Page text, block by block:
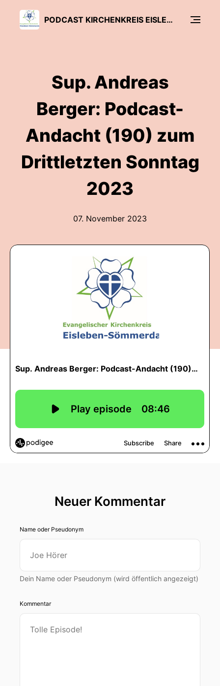
PODCAST KIRCHENKREIS EISLEBEN-SÖMMERDA
Sup. Andreas
Berger: Podcast-
Andacht (190) zum
Drittletzten Sonntag
2023
07. November 2023
Neuer Kommentar
Name oder Pseudonym
Dein Name oder Pseudonym (wird öffentlich angezeigt)
Kommentar